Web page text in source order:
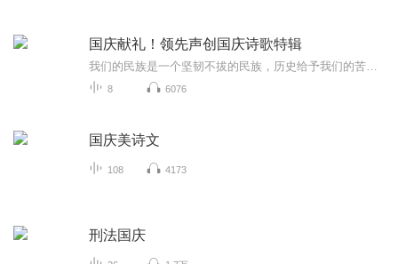
国庆献礼！领先声创国庆诗歌特辑
8 6076
国庆美诗文
108 4173
刑法国庆